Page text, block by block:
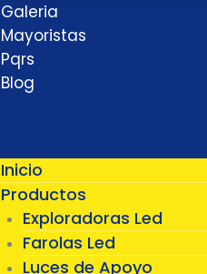
Galeria
Mayoristas
Pqrs
Blog
Inicio
Productos
Exploradoras Led
Farolas Led
Luces de Apoyo